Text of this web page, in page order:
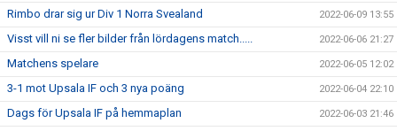
Rimbo drar sig ur Div 1 Norra Svealand 2022-06-09 13:55
Visst vill ni se fler bilder från lördagens match..... 2022-06-06 21:27
Matchens spelare 2022-06-05 12:02
3-1 mot Upsala IF och 3 nya poäng 2022-06-04 22:10
Dags för Upsala IF på hemmaplan 2022-06-03 21:46